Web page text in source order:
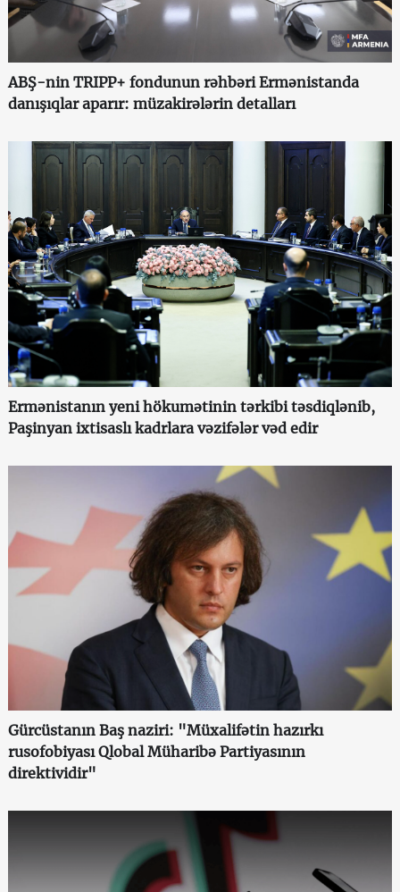
ABŞ-nin TRIPP+ fondunun rəhbəri Ermənistanda
danışıqlar aparır: müzakirələrin detalları
Ermənistanın yeni hökumətinin tərkibi təsdiqlənib,
Paşinyan ixtisaslı kadrlara vəzifələr vəd edir
Gürcüstanın Baş naziri: "Müxalifətin hazırkı
rusofobiyası Qlobal Müharibə Partiyasının
direktividir"